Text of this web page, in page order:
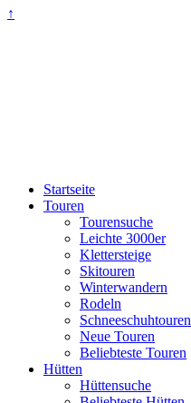
↑
Startseite
Touren
Tourensuche
Leichte 3000er
Klettersteige
Skitouren
Winterwandern
Rodeln
Schneeschuhtouren
Neue Touren
Beliebteste Touren
Hütten
Hüttensuche